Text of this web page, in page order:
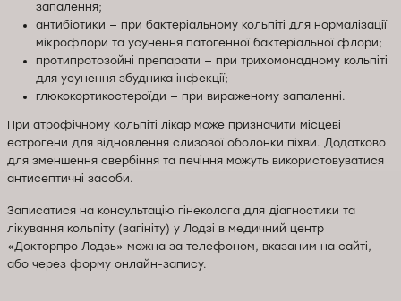
запалення;
антибіотики — при бактеріальному кольпіті для нормалізації
мікрофлори та усунення патогенної бактеріальної флори;
протипротозойні препарати — при трихомонадному кольпіті
для усунення збудника інфекції;
глюкокортикостероїди — при вираженому запаленні.
При атрофічному кольпіті лікар може призначити місцеві
естрогени для відновлення слизової оболонки піхви. Додатково
для зменшення свербіння та печіння можуть використовуватися
антисептичні засоби.
Записатися на консультацію гінеколога для діагностики та
лікування кольпіту (вагініту) у Лодзі в медичний центр
«Докторпро Лодзь» можна за телефоном, вказаним на сайті,
або через форму онлайн-запису.